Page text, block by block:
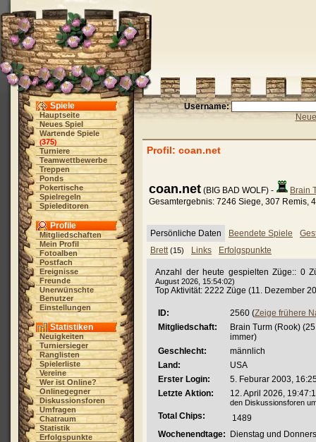
Spiele
Hauptseite
Neues Spiel
Wartende Spiele
(375)
Turniere
Teamwettbewerbe
Treppen
Ponds
Pokertische
Spielregeln
Spieleditoren
Profile
Mitgliedschaften
Mein Profil
Fotoalben
Postfach
Ereignisse
Freunde
Unerwünschte
Benutzer
Einstellungen
Statistiken
Neuigkeiten
Turniersieger
Ranglisten
Spielerliste
Vereine
Wer ist Online?
Onlinegegner
Diskussionsforen
Umfragen
Chatraum
Statistik
Erfolgspunkte
Username:
Profil: coan.net
coan.net (BIG BAD WOLF) -
Brain
Gesamtergebnis: 7246 Siege, 307 Remis,
Persönliche Daten Beendete Spiele
Brett (15) Links Erfolgspunkte
Anzahl der heute gespielten Züge:: 0
August 2026, 15:54:02)
Top Aktivität: 2222 Züge (11. Dezember
ID: 2560 (Zeige frühere
Mitgliedschaft:
Brain Turm (Rook)
immer)
Geschlecht:
männlich
Land:
USA
Erster Login:
5. Feburar 2003,
Letzte Aktion:
12. April 2026,
den Diskussionsforen
Total Chips:
1489
Wochenendtage:
Dienstag und